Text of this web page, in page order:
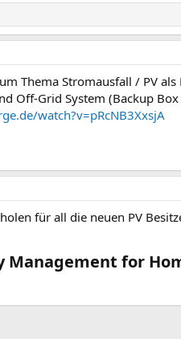
Thema Stromausfall / PV
Off-Grid System (Backup
watch?v=pRcNB3XxsjA
für all die neuen PV
Management for